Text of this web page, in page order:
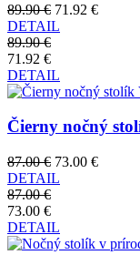
89.90 € 71.92 €
DETAIL
89.90 €
71.92 €
DETAIL
Čierny nočný
87.00 € 73.00 €
DETAIL
87.00 €
73.00 €
DETAIL